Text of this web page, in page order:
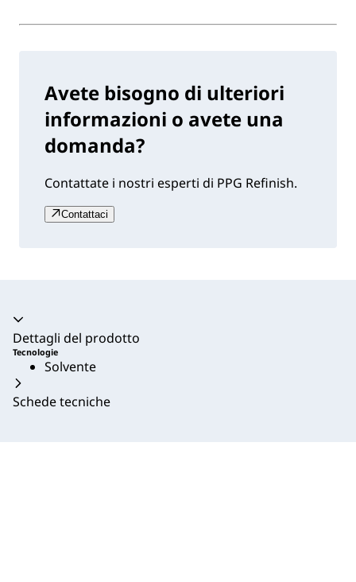
Avete bisogno di ulteriori
informazioni o avete una
domanda?
Contattate i nostri esperti di PPG Refinish.
Contattaci
Dettagli del prodotto
Tecnologie
Solvente
Schede tecniche